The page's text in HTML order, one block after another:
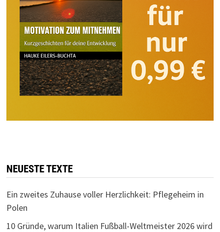
NEUESTE TEXTE
Ein zweites Zuhause voller Herzlichkeit: Pflegeheim in
Polen
10 Gründe, warum Italien Fußball-Weltmeister 2026 wird